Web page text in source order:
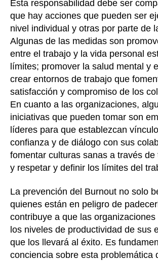
Esta responsabilidad debe ser
que hay acciones que pueden ser
nivel individual y otras por parte de
Algunas de las medidas son
entre el trabajo y la vida personal
límites; promover la salud mental y
crear entornos de trabajo que
satisfacción y compromiso de los
En cuanto a las organizaciones,
iniciativas que pueden tomar son
líderes para que establezcan
confianza y de diálogo con sus
fomentar culturas sanas a través de
y respetar y definir los límites del
La prevención del Burnout no solo
quienes están en peligro de
contribuye a que las organizaciones
los niveles de productividad de sus
que los llevará al éxito. Es
conciencia sobre esta problemática